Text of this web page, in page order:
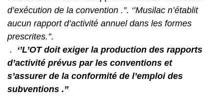
d’exécution de la convention .’’. ‘’Musilac n’établit
aucun rapport d’activité annuel dans les formes
prescrites.’’.
. ‘’L’OT doit exiger la production des rapports
d’activité prévus par les conventions et
s’assurer de la conformité de l’emploi des
subventions .’’